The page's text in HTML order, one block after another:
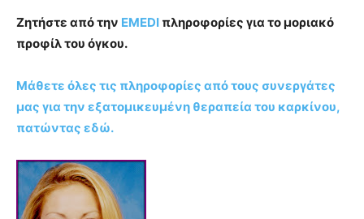
Ζητήστε από την EMEDI πληροφορίες για το μοριακό
προφίλ του όγκου.
Μάθετε όλες τις πληροφορίες από τους συνεργάτες
μας για την εξατομικευμένη θεραπεία του καρκίνου,
πατώντας εδώ.